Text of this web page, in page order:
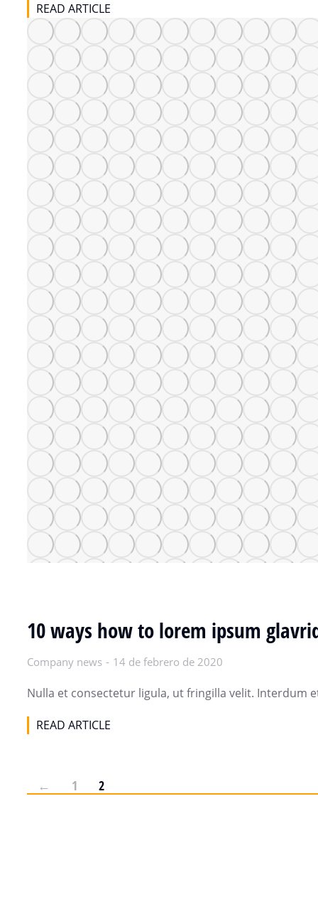
READ ARTICLE
10 ways how to lorem ipsum
Company news 14 de febrero de 2020
Nulla et consectetur ligula, ut fringilla velit. Interdum
READ ARTICLE
← 1 2